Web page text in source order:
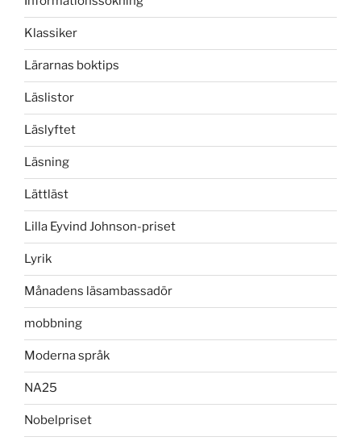
Klassiker
Lärarnas boktips
Läslistor
Läslyftet
Läsning
Lättläst
Lilla Eyvind Johnson-priset
Lyrik
Månadens läsambassadör
mobbning
Moderna språk
NA25
Nobelpriset